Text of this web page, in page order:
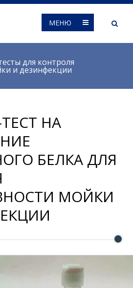
МЕНЮ
для контроля
и дезинфекции
НА
БЕЛКА ДЛЯ
МОЙКИ